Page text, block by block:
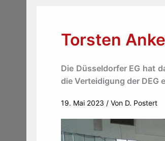
Torsten
Die Düsseldorfer EG hat
die Verteidigung der DEG
19. Mai 2023 / Von D. Postert